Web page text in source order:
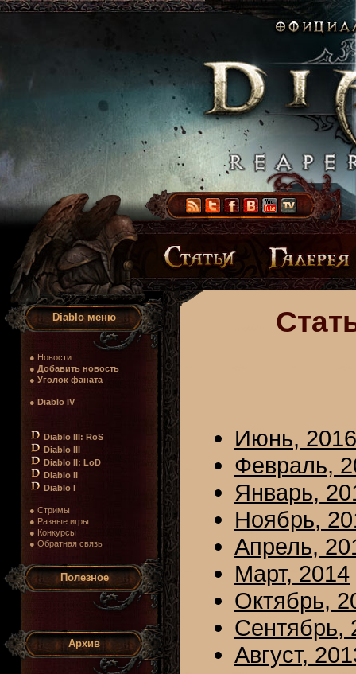
Diablo меню
● Новости
● Добавить новость
● Уголок фаната
● Diablo IV
Diablo III: RoS
Diablo III
Diablo II: LoD
Diablo II
Diablo I
● Стримы
● Разные игры
● Конкурсы
● Обратная связь
Полезное
Архив
Июнь, 2016
Февраль,
Январь,
Ноябрь,
Апрель,
Март, 2014
Октябрь,
Сентябрь,
Август,